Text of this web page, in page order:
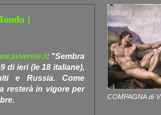
|
: "Sembra
di ieri (le 18 italiane),
e Russia. Come
resterà in vigore per
COMPAGNA di